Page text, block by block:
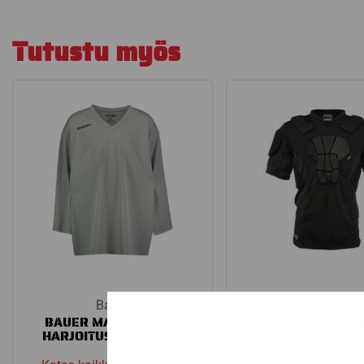
Tutustu myös
Bauer
BAUER MAALIVAHDIN
HARJOITUSPAITA FLEX